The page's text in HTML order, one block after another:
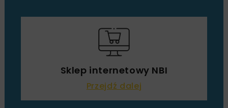
Sklep internetowy NBI
Przejdź dalej